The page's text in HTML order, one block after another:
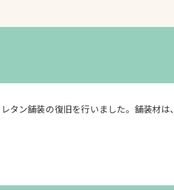
ン舗装の復旧を行いました。舗装材は、